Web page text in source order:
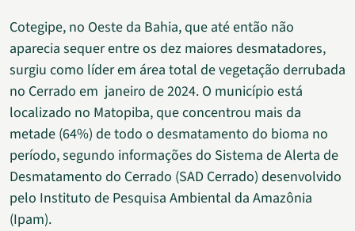
Cotegipe, no Oeste da Bahia, que até então não
aparecia sequer entre os dez maiores desmatadores,
surgiu como líder em área total de vegetação derrubada
no Cerrado em janeiro de 2024. O município está
localizado no Matopiba, que concentrou mais da
metade (64%) de todo o desmatamento do bioma no
período, segundo informações do Sistema de Alerta de
Desmatamento do Cerrado (SAD Cerrado) desenvolvido
pelo Instituto de Pesquisa Ambiental da Amazônia
(Ipam).